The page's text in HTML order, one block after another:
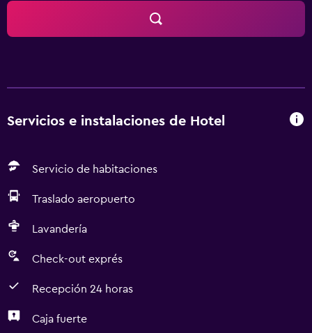
Servicios e instalaciones de Hotel
Servicio de habitaciones
Traslado aeropuerto
Lavandería
Check-out exprés
Recepción 24 horas
Caja fuerte